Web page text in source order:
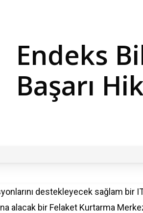
Endeks
Başarı
destekleyecek sağlam bir
alacak bir Felaket Kurtarma